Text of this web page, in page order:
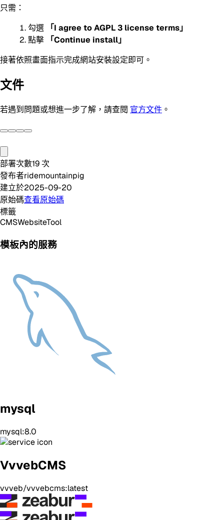
只需：
勾選
「I agree to AGPL 3 license terms」
點擊
「Continue install」
接著依照畫面指示完成網站安裝設定即可。
文件
若遇到問題或想進一步了解，請查閱 官方文件 。
部署次數19次
發布者ridemountainpig
建立於2025-09-20
原始碼查看原始碼
標籤
CMSWebsiteTool
模板內的服務
mysql
mysql:8.0
VvvebCMS
vvveb/vvvebcms:latest